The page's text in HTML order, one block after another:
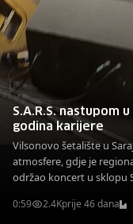
S.A.R.S. nastupom
godina karijere
Vilsonovo šetalište u
atmosfere, gdje je
održao koncert u sklopu
0:59 2.4Kprije 46 dana